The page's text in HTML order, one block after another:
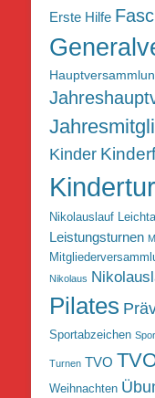
Erste Hilfe
Kinder
Nikolauslauf
Leistungsturnen
Nikolaus
Pilates
Sportabzeichen
Turnen TVO
Weihnachten